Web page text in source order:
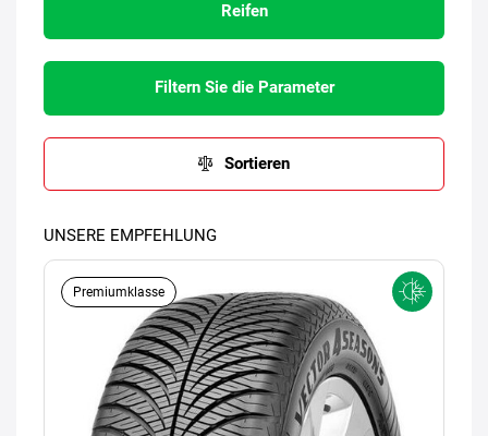
Reifen
Filtern Sie die Parameter
Sortieren
UNSERE EMPFEHLUNG
Premiumklasse